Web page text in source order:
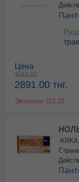
Цена
3212.22
2891.00 тнг.
Экономия 321.22
-